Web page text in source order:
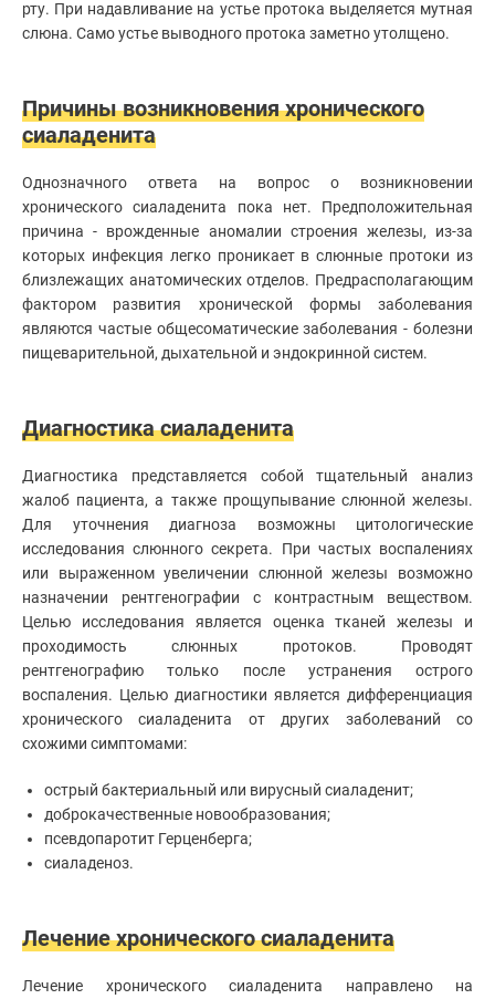
рту. При надавливание на устье протока выделяется мутная
слюна. Само устье выводного протока заметно утолщено.
Причины возникновения хронического
сиаладенита
Однозначного ответа на вопрос о возникновении
хронического сиаладенита пока нет. Предположительная
причина - врожденные аномалии строения железы, из-за
которых инфекция легко проникает в слюнные протоки из
близлежащих анатомических отделов. Предрасполагающим
фактором развития хронической формы заболевания
являются частые общесоматические заболевания - болезни
пищеварительной, дыхательной и эндокринной систем.
Диагностика сиаладенита
Диагностика представляется собой тщательный анализ
жалоб пациента, а также прощупывание слюнной железы.
Для уточнения диагноза возможны цитологические
исследования слюнного секрета. При частых воспалениях
или выраженном увеличении слюнной железы возможно
назначении рентгенографии с контрастным веществом.
Целью исследования является оценка тканей железы и
проходимость слюнных протоков. Проводят
рентгенографию только после устранения острого
воспаления. Целью диагностики является дифференциация
хронического сиаладенита от других заболеваний со
схожими симптомами:
острый бактериальный или вирусный сиаладенит;
доброкачественные новообразования;
псевдопаротит Герценберга;
сиаладеноз.
Лечение хронического сиаладенита
Лечение хронического сиаладенита направлено на